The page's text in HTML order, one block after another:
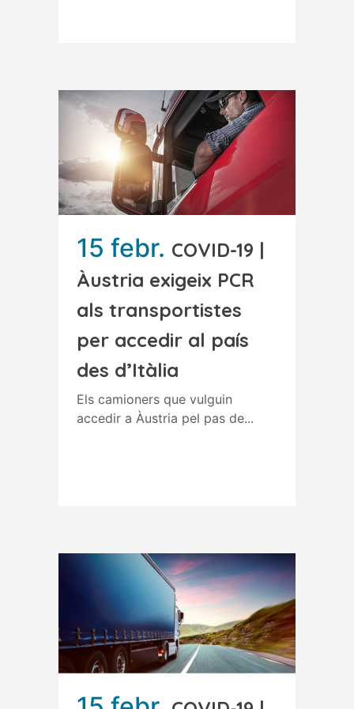
15 febr. COVID-19 |
Àustria exigeix PCR
als transportistes
per accedir al país
des d’Itàlia
Els camioners que vulguin
accedir a Àustria pel pas de...